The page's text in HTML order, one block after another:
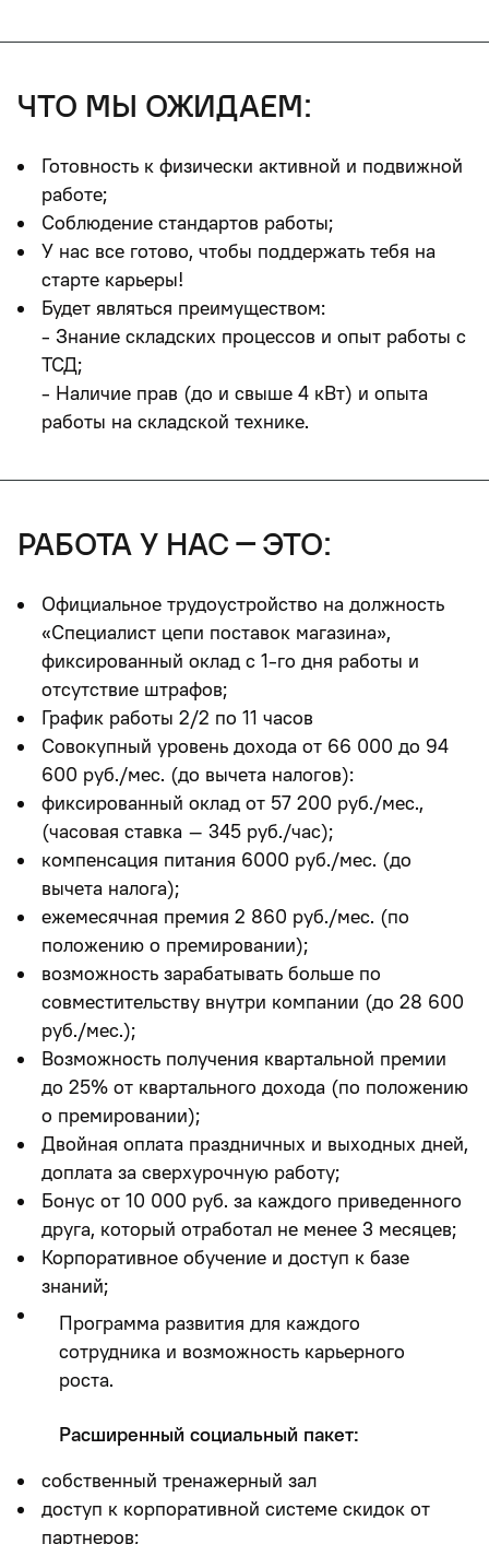
что мы ожидаем:
Готовность к физически активной и подвижной
работе;
Соблюдение стандартов работы;
У нас все готово, чтобы поддержать тебя на
старте карьеры!
Будет являться преимуществом:
- Знание складских процессов и опыт работы с
ТСД;
- Наличие прав (до и свыше 4 кВт) и опыта
работы на складской технике.
работа у нас – это:
Официальное трудоустройство на должность
«Специалист цепи поставок магазина»,
фиксированный оклад с 1-го дня работы и
отсутствие штрафов;
График работы 2/2 по 11 часов
Совокупный уровень дохода от 66 000 до 94
600 руб./мес. (до вычета налогов):
фиксированный оклад от 57 200 руб./мес.,
(часовая ставка – 345 руб./час);
компенсация питания 6000 руб./мес. (до
вычета налога);
ежемесячная премия 2 860 руб./мес. (по
положению о премировании);
возможность зарабатывать больше по
совместительству внутри компании (до 28 600
руб./мес.);
Возможность получения квартальной премии
до 25% от квартального дохода (по положению
о премировании);
Двойная оплата праздничных и выходных дней,
доплата за сверхурочную работу;
Бонус от 10 000 руб. за каждого приведенного
друга, который отработал не менее 3 месяцев;
Корпоративное обучение и доступ к базе
знаний;
Программа развития для каждого
сотрудника и возможность карьерного
роста.
Расширенный социальный пакет:
собственный тренажерный зал
доступ к корпоративной системе скидок от
партнеров;